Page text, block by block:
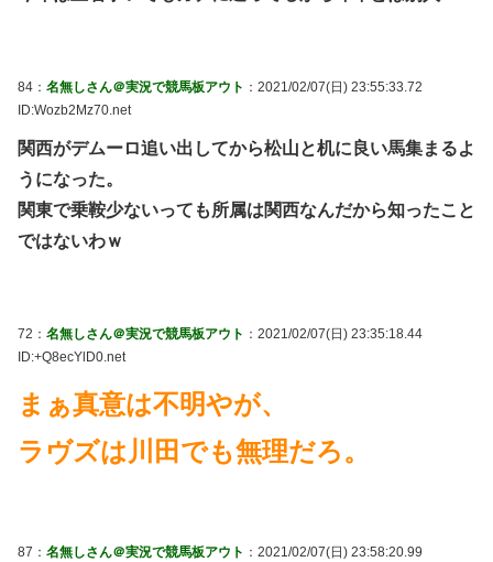
84： 名無しさん＠実況で競馬板アウト ：2021/02/07(日) 23:55:33.72
ID:Wozb2Mz70.net
関西がデムーロ追い出してから松山と机に良い馬集まるよ
うになった。
関東で乗鞍少ないっても所属は関西なんだから知ったこと
ではないわｗ
72： 名無しさん＠実況で競馬板アウト ：2021/02/07(日) 23:35:18.44
ID:+Q8ecYlD0.net
まぁ真意は不明やが、
ラヴズは川田でも無理だろ。
87： 名無しさん＠実況で競馬板アウト ：2021/02/07(日) 23:58:20.99